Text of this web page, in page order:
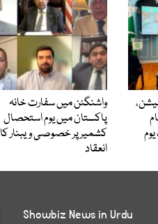
واشنگٹن میں سفارت خانہ
پاکستان میں یوم استحصال
کشمیر پر خصوصی ویبنار کا
انعقاد
Showbiz News in Urdu